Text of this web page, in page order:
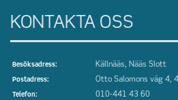
KONTAKTA OSS
Besöksadress: Källnääs, Nääs Slott
Postadress: Otto Salomons väg 4,
Telefon: 010-441 43 60